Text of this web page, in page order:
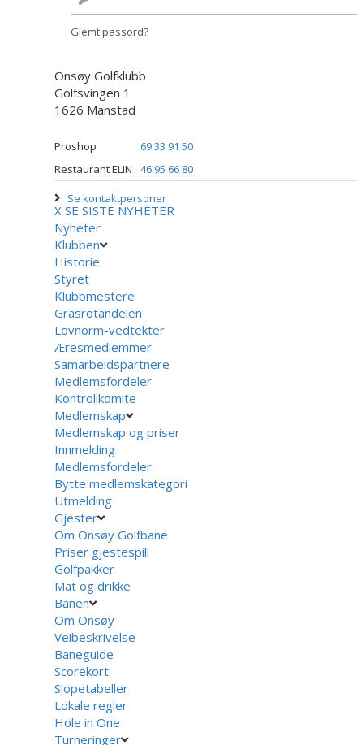
Glemt passord?
Onsøy Golfklubb
Golfsvingen 1
1626 Manstad
Proshop
69 33 91 50
Restaurant ELIN
46 95 66 80
Se kontaktpersoner
X SE SISTE NYHETER
Nyheter
Klubben
Historie
Styret
Klubbmestere
Grasrotandelen
Lovnorm-vedtekter
Æresmedlemmer
Samarbeidspartnere
Medlemsfordeler
Kontrollkomite
Medlemskap
Medlemskap og priser
Innmelding
Medlemsfordeler
Bytte medlemskategori
Utmelding
Gjester
Om Onsøy Golfbane
Priser gjestespill
Golfpakker
Mat og drikke
Banen
Om Onsøy
Veibeskrivelse
Baneguide
Scorekort
Slopetabeller
Lokale regler
Hole in One
Turneringer